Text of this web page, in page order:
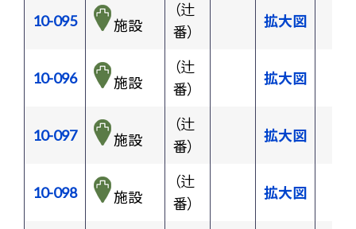
10-095 施設
（辻
番）
拡大図
10-096 施設
（辻
番）
拡大図
10-097 施設
（辻
番）
拡大図
10-098 施設
（辻
番）
拡大図